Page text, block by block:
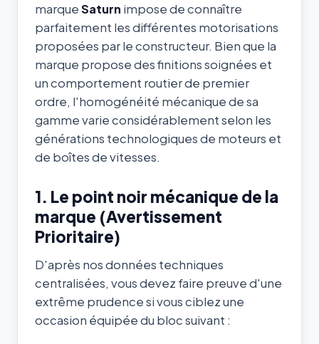
marqueSaturn impose de connaître
parfaitement les différentes motorisations
proposées par le constructeur. Bien que la
marque propose des finitions soignées et
un comportement routier de premier
ordre, l'homogénéité mécanique de sa
gamme varie considérablement selon les
générations technologiques de moteurs et
de boîtes de vitesses.
1. Le point noir mécanique de la
marque (Avertissement
Prioritaire)
D'après nos données techniques
centralisées, vous devez faire preuve d'une
extrême prudence si vous ciblez une
occasion équipée du bloc suivant :